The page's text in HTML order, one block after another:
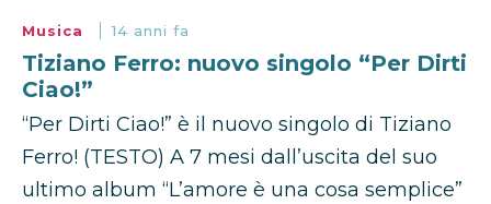
Musica 14 anni fa
Tiziano Ferro: nuovo singolo “Per Dirti
Ciao!”
“Per Dirti Ciao!” è il nuovo singolo di Tiziano
Ferro! (TESTO) A 7 mesi dall’uscita del suo
ultimo album “L’amore è una cosa semplice”